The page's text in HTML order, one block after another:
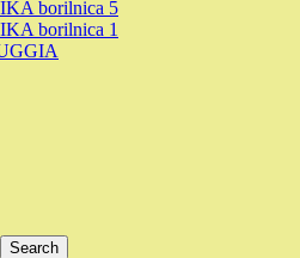
borilnica 5
borilnica 1
Search